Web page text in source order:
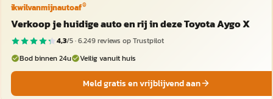
ikwilvanmijnautoaf®
Verkoop je huidige auto en rij in deze Toyota Aygo X
4,3/5 ·6.249reviews op Trustpilot
Bod binnen 24u
Veilig vanuit huis
Meld gratis en vrijblijvend aan